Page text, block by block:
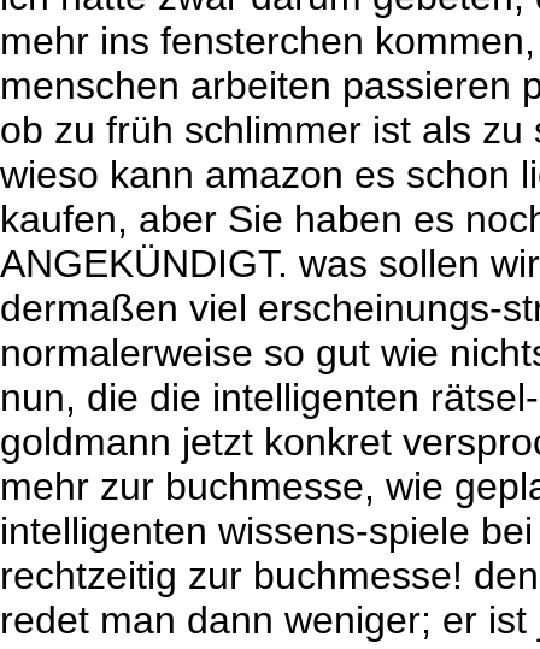
mehr ins fensterchen
menschen arbeiten passieren
ob zu früh schlimmer ist als
wieso kann amazon es schon
kaufen, aber Sie haben es
ANGEKÜNDIGT. was sollen
dermaßen viel erscheinungs-
normalerweise so gut wie
nun, die die intelligenten
goldmann jetzt konkret
mehr zur buchmesse, wie
intelligenten wissens-spiele
rechtzeitig zur buchmesse!
redet man dann weniger; er ist